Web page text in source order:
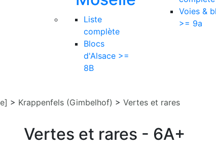
Liste
complète
Blocs
d'Alsace >=
8B
Voies &
>= 9a
> Krappenfels (Gimbelhof) > Vertes et rares
Vertes et rares - 6A+